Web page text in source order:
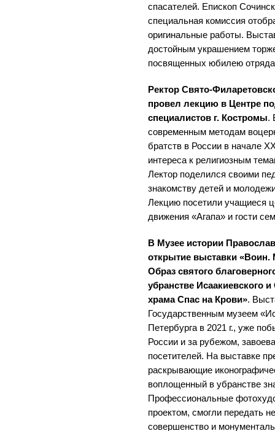
спасателей. Епископ
специальная комиссия
оригинальные работы.
достойным украшением
посвященных юбилею
Ректор Свято-
провел лекцию в Центре
специалистов г. Костромы.
современным методам
братств в России в начале
интереса к религиозным
Лектор поделился своими
знакомству детей и
Лекцию посетили учащиеся
движения «Агапа» и гости
В Музее истории
открытие выставки
Образ святого
убранстве Исаакиевского
храма Спас на Крови».
Государственным музеем
Петербурга в 2021 г., уже
России и за рубежом,
посетителей. На выставке
раскрывающие
воплощенный в убранстве
Профессиональные
проектом, смогли передать
совершенство и